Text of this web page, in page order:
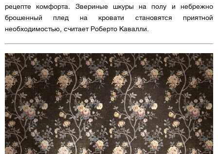
рецепте комфорта. Звериные шкуры на полу и небрежно
брошенный плед на кровати становятся приятной
необходимостью, считает Роберто Кавалли.